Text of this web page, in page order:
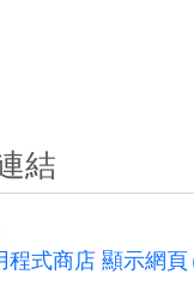
結
式商店 顯示網頁